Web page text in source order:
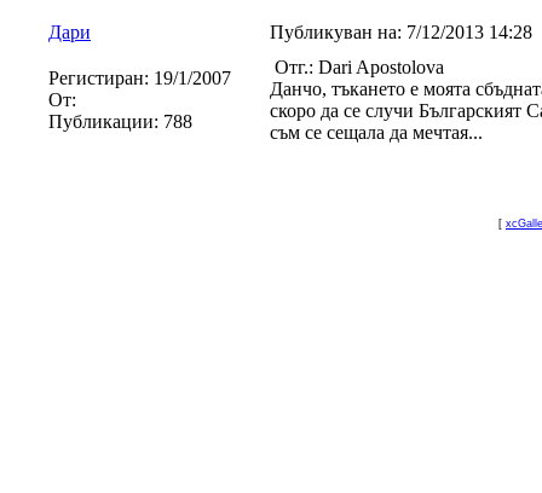
Дари Публикуван на: 7/12/2013 14:28
Регистиран: 19/1/2007
От:
Публикации: 788
Отг.: Dari Apostolova
Данчо, тъкането е моята
скоро да се случи Българският
съм се сещала да мечтая...
[